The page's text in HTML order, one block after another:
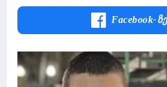
Facebook-